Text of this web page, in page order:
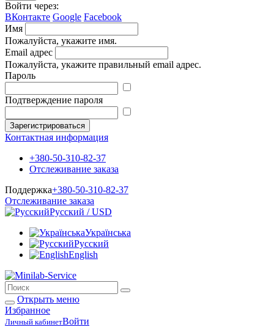
Войти через:
ВКонтакте Google Facebook
Имя
Пожалуйста, укажите имя.
Email адрес
Пожалуйста, укажите правильный email адрес.
Пароль
Подтверждение пароля
Зарегистрироваться
Контактная информация
+380-50-310-82-37
Отслеживание заказа
Поддержка+380-50-310-82-37
Отслеживание заказа
Русский / USD
Українська
Русский
English
Открыть меню
Избранное
Личный кабинетВойти